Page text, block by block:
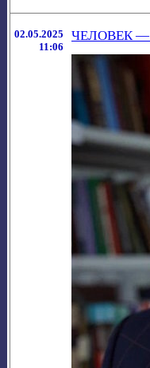
02.05.2025
11:06
ЧЕЛОВЕК